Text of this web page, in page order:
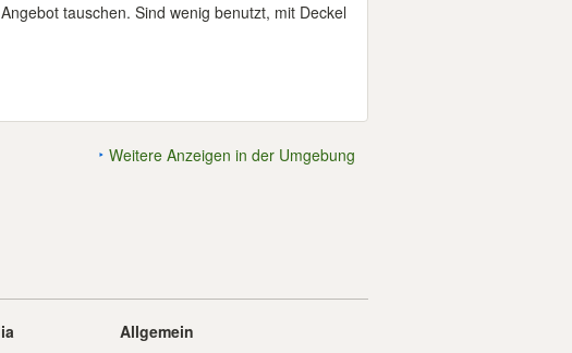
tauschen. Sind wenig benutzt, mit Deckel
Weitere Anzeigen in der Umgebung
Allgemein